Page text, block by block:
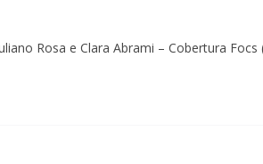
Rosa e Clara Abrami – Cobertura